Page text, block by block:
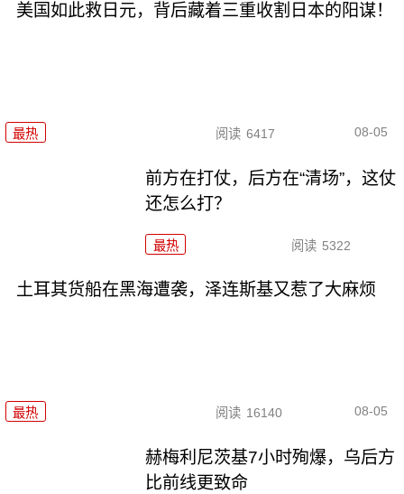
美国如此救日元，背后藏着三重收割日本的阳谋！
最热 阅读 6417 08-05
前方在打仗，后方在“清场”，这仗
还怎么打？
最热 阅读 5322
土耳其货船在黑海遭袭，泽连斯基又惹了大麻烦
最热 阅读 16140 08-05
赫梅利尼茨基7小时殉爆，乌后方
比前线更致命